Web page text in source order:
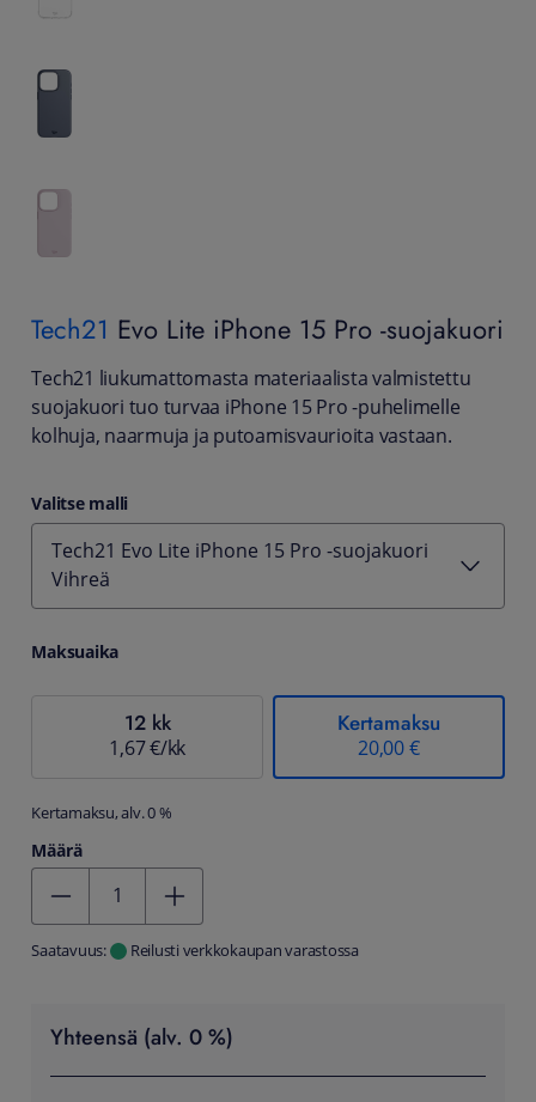
Tech21 Evo Lite iPhone 15 Pro -suojakuori
Tech21 liukumattomasta materiaalista valmistettu
suojakuori tuo turvaa iPhone 15 Pro -puhelimelle
kolhuja, naarmuja ja putoamisvaurioita vastaan.
Valitse malli
Tech21 Evo Lite iPhone 15 Pro -suojakuori
Vihreä
Maksuaika
12 kk
1,67 €/kk
Kertamaksu
20,00 €
Kertamaksu, alv. 0 %
Määrä
Saatavuus: Reilusti verkkokaupan varastossa
Yhteensä (alv. 0 %)